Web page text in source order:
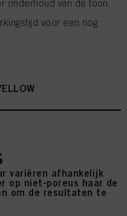
onderhoud van de toon.
voor een nog
variëren afhankelijk
op niet-poreus haar de
om de resultaten te